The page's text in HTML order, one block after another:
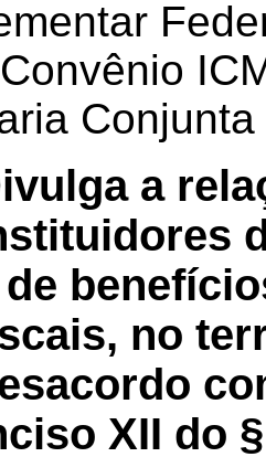
Conjunta
a
de
no
XII do